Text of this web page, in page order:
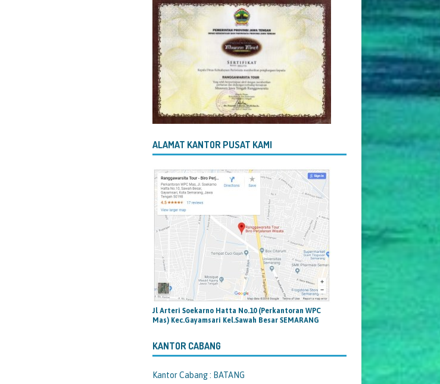
ALAMAT KANTOR PUSAT KAMI
Jl Arteri Soekarno Hatta No.10 (Perkantoran WPC
Mas) Kec.Gayamsari Kel.Sawah Besar SEMARANG
KANTOR CABANG
Kantor Cabang : BATANG